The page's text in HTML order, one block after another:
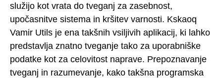
služijo kot vrata do tveganj za zasebnost,
upočasnitve sistema in kršitev varnosti. Kskaoq
Vamir Utils je ena takšnih vsiljivih aplikacij, ki lahko
predstavlja znatno tveganje tako za uporabniške
podatke kot za celovitost naprave. Prepoznavanje
tveganj in razumevanje, kako takšna programska